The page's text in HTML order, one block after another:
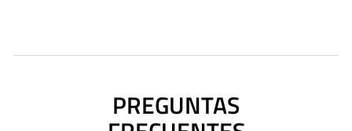
PREGUNTAS